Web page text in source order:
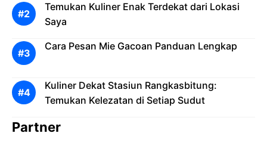
Temukan Kuliner Enak Terdekat dari Lokasi
Saya
Cara Pesan Mie Gacoan Panduan Lengkap
Kuliner Dekat Stasiun Rangkasbitung:
Temukan Kelezatan di Setiap Sudut
Partner